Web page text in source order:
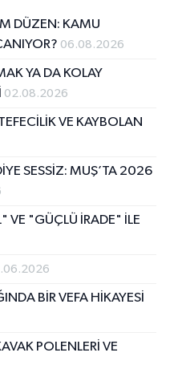
DÜZEN: KAMU
06.08.2026
YA DA KOLAY
02.08.2026
VE KAYBOLAN
SESSİZ: MUŞ’TA 2026
VE "GÜÇLÜ İRADE" İLE
BİR VEFA HİKAYESİ
POLENLERİ VE